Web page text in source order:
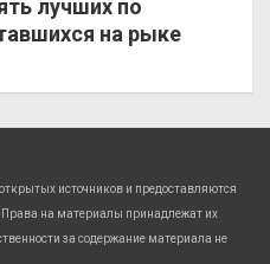
лучших по
на рыке
источников и предоставляются
Права на материалы принадлежат их
за содержание материала не